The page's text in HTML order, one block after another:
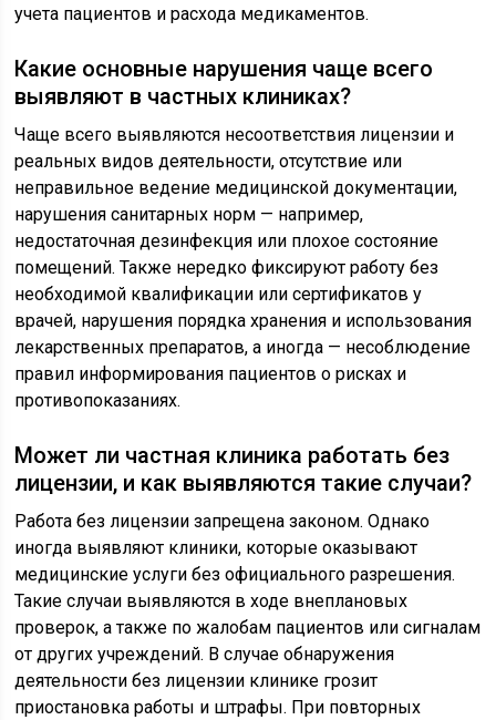
учета пациентов и расхода медикаментов.
Какие основные нарушения чаще всего
выявляют в частных клиниках?
Чаще всего выявляются несоответствия лицензии и
реальных видов деятельности, отсутствие или
неправильное ведение медицинской документации,
нарушения санитарных норм — например,
недостаточная дезинфекция или плохое состояние
помещений. Также нередко фиксируют работу без
необходимой квалификации или сертификатов у
врачей, нарушения порядка хранения и использования
лекарственных препаратов, а иногда — несоблюдение
правил информирования пациентов о рисках и
противопоказаниях.
Может ли частная клиника работать без
лицензии, и как выявляются такие случаи?
Работа без лицензии запрещена законом. Однако
иногда выявляют клиники, которые оказывают
медицинские услуги без официального разрешения.
Такие случаи выявляются в ходе внеплановых
проверок, а также по жалобам пациентов или сигналам
от других учреждений. В случае обнаружения
деятельности без лицензии клинике грозит
приостановка работы и штрафы. При повторных